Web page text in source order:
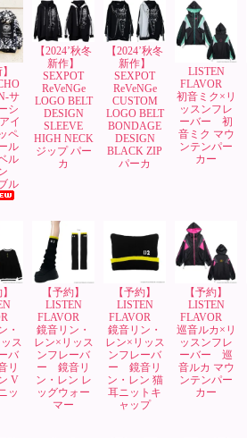
サ
シ
イ
ペ
ル
ル
ル
【2024’秋冬
新作】
SEXPOT
ReVeNGe
LOGO BELT
DESIGN
SLEEVE
HIGH NECK
ジップ パー
カ
【2024’秋冬
新作】
SEXPOT
ReVeNGe
CUSTOM
LOGO BELT
BONDAGE
DESIGN
BLACK ZIP
パーカ
LISTEN
FLAVOR
初音ミク×リ
ッスンフレ
ーバー 初
音ミク マウ
ンテンパー
カー
・
ス
バ
リ
V
ッ
【予約】
LISTEN
FLAVOR
鏡音リン・
レン×リッス
ンフレーバ
ー 鏡音リ
ン・レン レ
ッグウォー
マー
【予約】
LISTEN
FLAVOR
鏡音リン・
レン×リッス
ンフレーバ
ー 鏡音リ
ン・レン 猫
耳ニットキ
ャップ
【予約】
LISTEN
FLAVOR
巡音ルカ×リ
ッスンフレ
ーバー 巡
音ルカ マウ
ンテンパー
カー